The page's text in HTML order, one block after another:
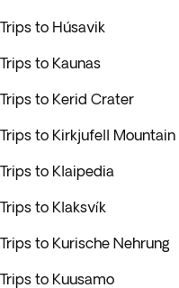
Trips to Húsavik
Trips to Kaunas
Trips to Kerid Crater
Trips to Kirkjufell Mountain
Trips to Klaipedia
Trips to Klaksvík
Trips to Kurische Nehrung
Trips to Kuusamo